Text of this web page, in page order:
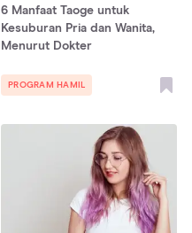
6 Manfaat Taoge untuk
Kesuburan Pria dan Wanita,
Menurut Dokter
PROGRAM HAMIL